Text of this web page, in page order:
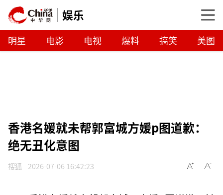
娱乐
明星 电影 电视 爆料 搞笑 美图
香港名媛就未帮郭富城方媛p图道歉：
绝无丑化意图
搜狐 2026-07-06 16:42:23